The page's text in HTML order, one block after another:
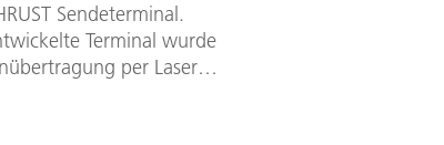
Sendeterminal.
Terminal wurde
per Laser.